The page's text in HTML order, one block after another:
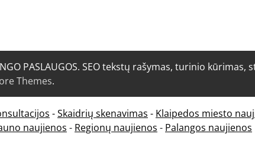
PASLAUGOS. SEO tekstų rašymas, turinio
Themes.
-Skaidrių skenavimas - Klaipedos miesto
naujienos - Regionų naujienos - Palangos naujienos